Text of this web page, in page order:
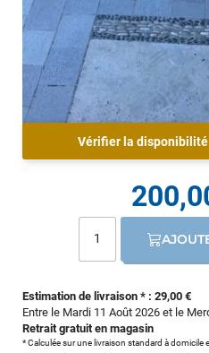
Vérifier la disponibilité
Estimation de livraison * : 29,00 €
Entre le Mardi 11 Août 2026 et le
Retrait gratuit en magasin
* Calculée sur une livraison standard à domicile